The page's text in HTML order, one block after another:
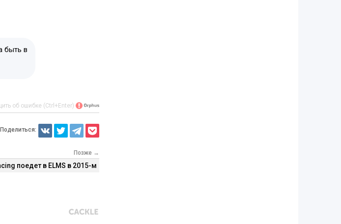
быть в
об ошибке (Ctrl+Enter)
Поделиться:
Позже →
поедет в ELMS в 2015-м